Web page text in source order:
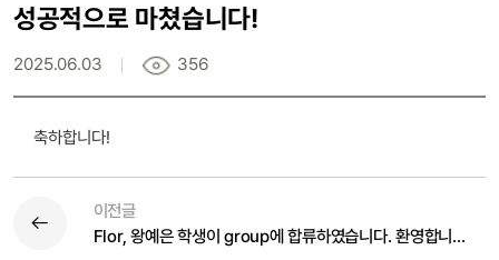
성공적으로 마쳤습니다!
2025.06.03 356
축하합니다!
이전글
Flor, 왕예은 학생이 group에 합류하였습니다. 환영합니다!